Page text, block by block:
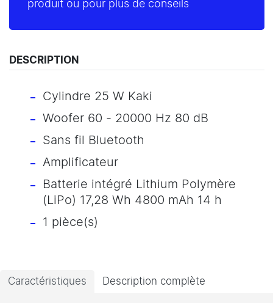
produit ou pour plus de conseils
DESCRIPTION
Cylindre 25 W Kaki
Woofer 60 - 20000 Hz 80 dB
Sans fil Bluetooth
Amplificateur
Batterie intégré Lithium Polymère
(LiPo) 17,28 Wh 4800 mAh 14 h
1 pièce(s)
Caractéristiques Description complète